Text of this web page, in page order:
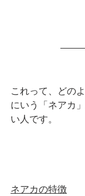
これって、どの
にいう「ネアカ
い人です。
ネアカの特徴